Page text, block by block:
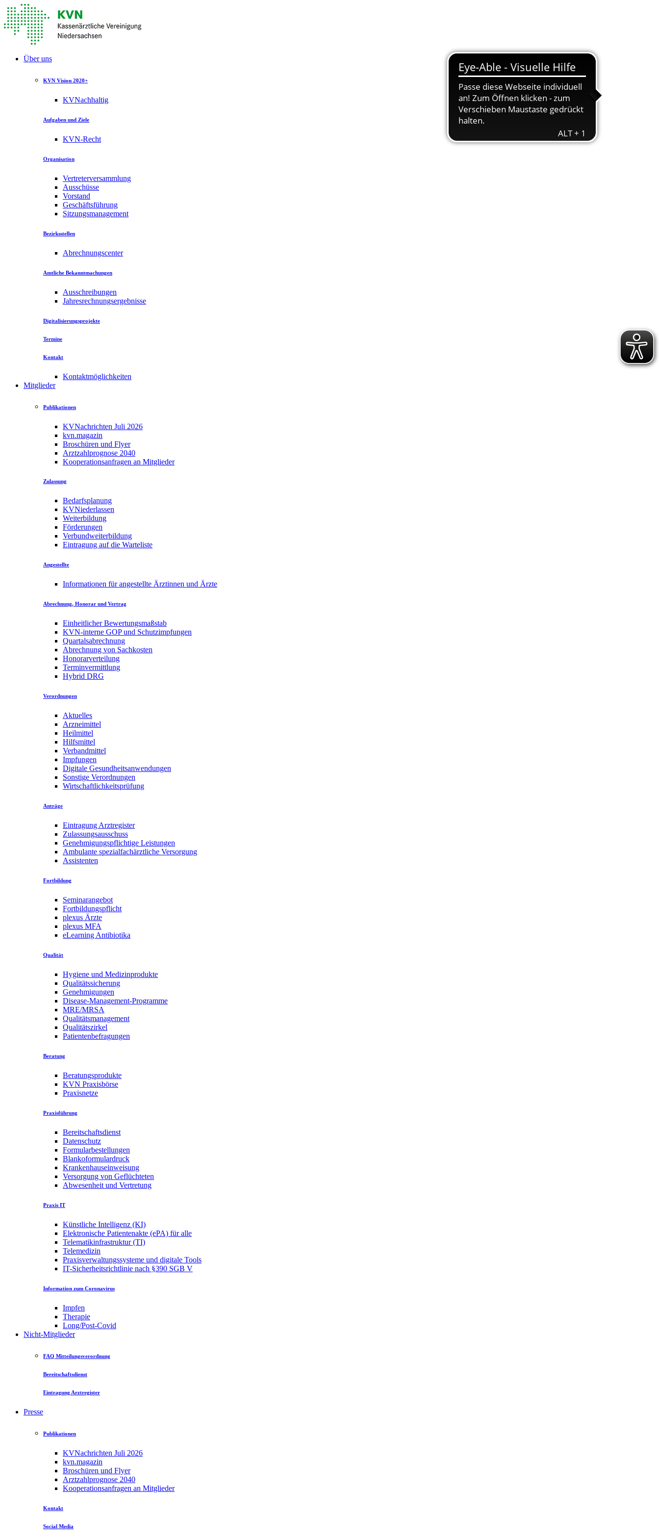
Über uns
KVN Vision 2020+
KVNachhaltig
Aufgaben und Ziele
KVN-Recht
Organisation
Vertreterversammlung
Ausschüsse
Vorstand
Geschäftsführung
Sitzungsmanagement
Bezirksstellen
Abrechnungscenter
Amtliche Bekanntmachungen
Ausschreibungen
Jahresrechnungsergebnisse
Digitalisierungsprojekte
Termine
Kontakt
Kontaktmöglichkeiten
Mitglieder
Publikationen
KVNachrichten Juli 2026
kvn.magazin
Broschüren und Flyer
Arztzahlprognose 2040
Kooperationsanfragen an Mitglieder
Zulassung
Bedarfsplanung
KVNiederlassen
Weiterbildung
Förderungen
Verbundweiterbildung
Eintragung auf die Warteliste
Angestellte
Informationen für angestellte Ärztinnen und Ärzte
Abrechnung, Honorar und Vertrag
Einheitlicher Bewertungsmaßstab
KVN-interne GOP und Schutzimpfungen
Quartalsabrechnung
Abrechnung von Sachkosten
Honorarverteilung
Terminvermittlung
Hybrid DRG
Verordnungen
Aktuelles
Arzneimittel
Heilmittel
Hilfsmittel
Verbandmittel
Impfungen
Digitale Gesundheitsanwendungen
Sonstige Verordnungen
Wirtschaftlichkeitsprüfung
Anträge
Eintragung Arztregister
Zulassungsausschuss
Genehmigungspflichtige Leistungen
Ambulante spezialfachärztliche Versorgung
Assistenten
Fortbildung
Seminarangebot
Fortbildungspflicht
plexus Ärzte
plexus MFA
eLearning Antibiotika
Qualität
Hygiene und Medizinprodukte
Qualitätssicherung
Genehmigungen
Disease-Management-Programme
MRE/MRSA
Qualitätsmanagement
Qualitätszirkel
Patientenbefragungen
Beratung
Beratungsprodukte
KVN Praxisbörse
Praxisnetze
Praxisführung
Bereitschaftsdienst
Datenschutz
Formularbestellungen
Blankoformulardruck
Krankenhauseinweisung
Versorgung von Geflüchteten
Abwesenheit und Vertretung
Praxis IT
Künstliche Intelligenz (KI)
Elektronische Patientenakte (ePA) für alle
Telematikinfrastruktur (TI)
Telemedizin
Praxisverwaltungssysteme und digitale Tools
IT-Sicherheitsrichtlinie nach §390 SGB V
Information zum Coronavirus
Impfen
Therapie
Long/Post-Covid
Nicht-Mitglieder
FAQ Mitteilungsverordnung
Bereitschaftsdienst
Eintragung Arztregister
Presse
Publikationen
KVNachrichten Juli 2026
kvn.magazin
Broschüren und Flyer
Arztzahlprognose 2040
Kooperationsanfragen an Mitglieder
Kontakt
Social Media